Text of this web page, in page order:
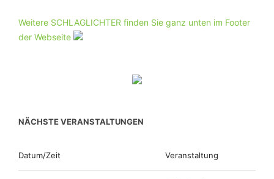
Weitere SCHLAGLICHTER finden Sie ganz unten im Footer
der Webseite
NÄCHSTE VERANSTALTUNGEN
Datum/Zeit Veranstaltung